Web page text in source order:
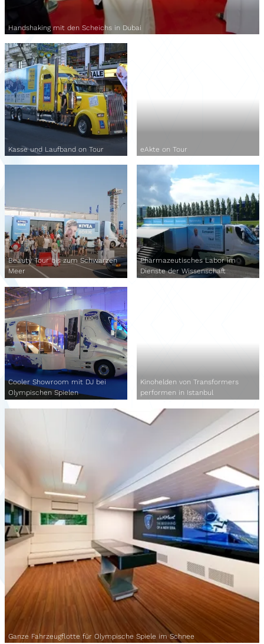
Handshaking mit den Scheichs in Dubai
Kasse und Laufband on Tour eAkte on Tour
Beauty Tour bis zum Schwarzen
Meer
Pharmazeutisches Labor im
Dienste der Wissenschaft
Cooler Showroom mit DJ bei
Olympischen Spielen
Ganze Fahrzeugflotte für Olympische Spiele im Schnee
Kinohelden von Transformers
performen in Istanbul